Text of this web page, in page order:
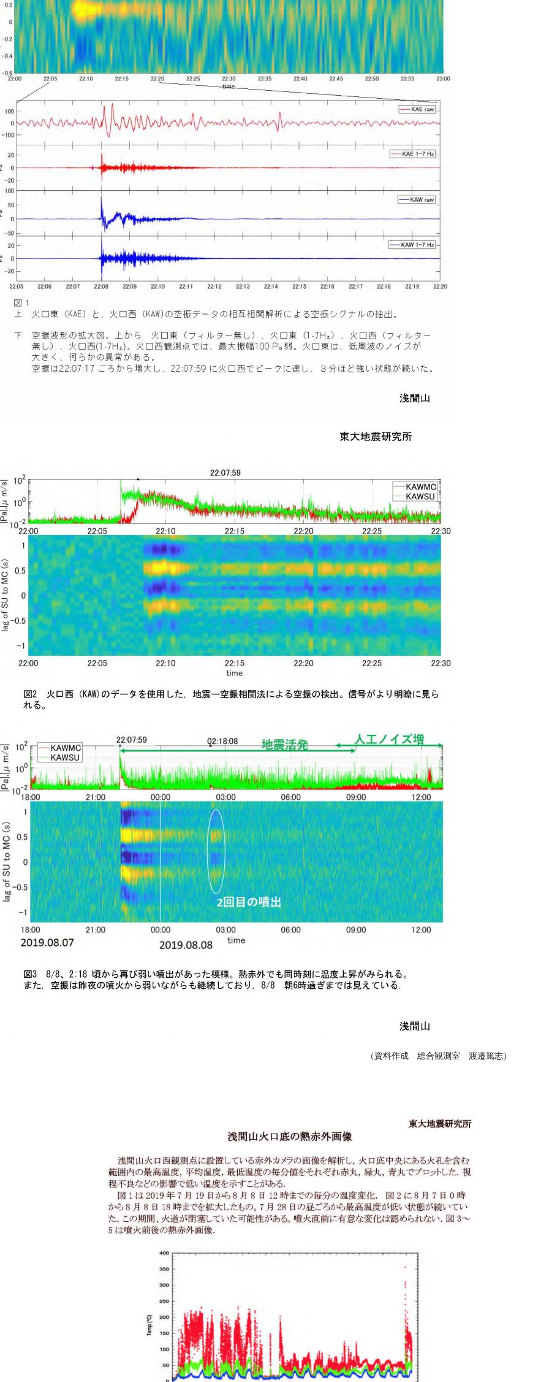
（資料作成 総合観測室 渡邉篤志）